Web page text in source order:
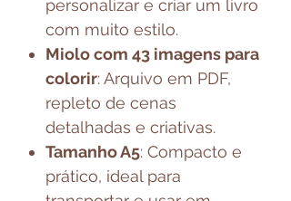
personalizar e criar um livro
com muito estilo.
Miolo com 43 imagens para
colorir: Arquivo em PDF,
repleto de cenas
detalhadas e criativas.
Tamanho A5: Compacto e
prático, ideal para